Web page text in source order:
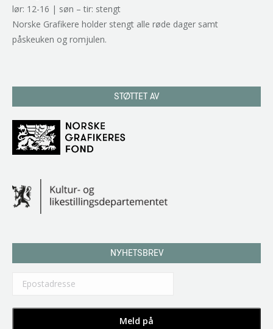
lør: 12-16 | søn – tir: stengt
Norske Grafikere holder stengt alle røde dager samt
påskeuken og romjulen.
STØTTET AV
NYHETSBREV